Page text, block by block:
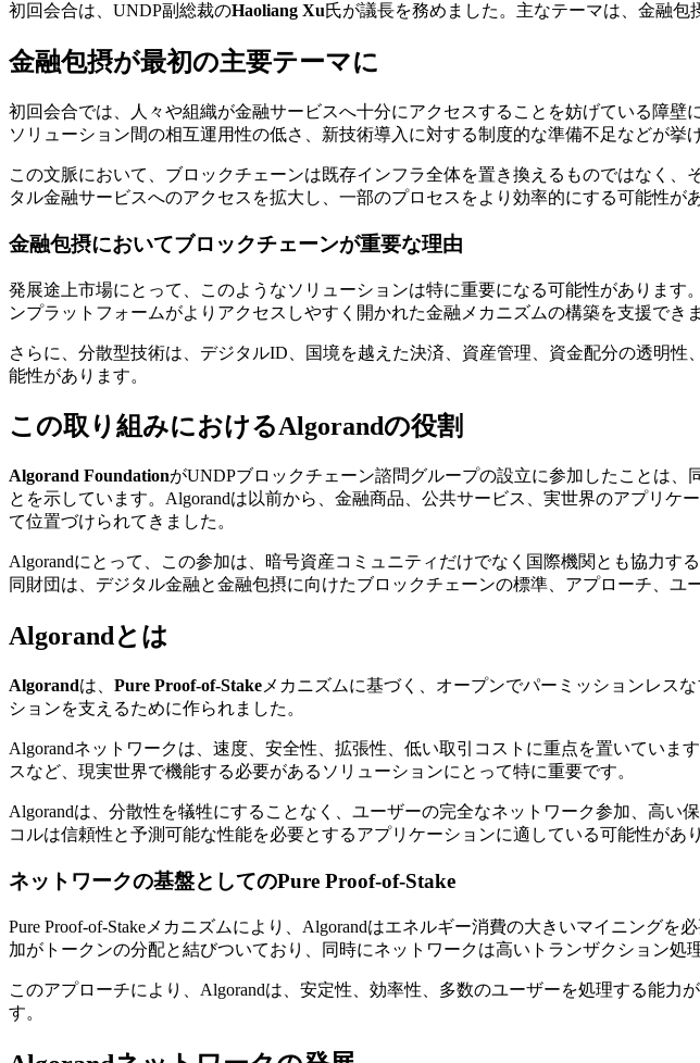
初回会合は、UNDP副総裁のHaoliang Xu氏が議長を務めました。主なテーマは、金融包
金融包摂が最初の主要テーマに
初回会合では、人々や組織が金融サービスへ十分にアクセスすることを妨げている障
ソリューション間の相互運用性の低さ、新技術導入に対する制度的な準備不足などが挙
この文脈において、ブロックチェーンは既存インフラ全体を置き換えるものではなく
タル金融サービスへのアクセスを拡大し、一部のプロセスをより効率的にする可能性が
金融包摂においてブロックチェーンが重要な理由
発展途上市場にとって、このようなソリューションは特に重要になる可能性がありま
ンプラットフォームがよりアクセスしやすく開かれた金融メカニズムの構築を支援できま
さらに、分散型技術は、デジタルID、国境を越えた決済、資産管理、資金配分の透明
能性があります。
この取り組みにおけるAlgorandの役割
Algorand FoundationがUNDPブロックチェーン諮問グループの設立に参加したことは
とを示しています。Algorandは以前から、金融商品、公共サービス、実世界のアプリ
て位置づけられてきました。
Algorandにとって、この参加は、暗号資産コミュニティだけでなく国際機関とも協力
同財団は、デジタル金融と金融包摂に向けたブロックチェーンの標準、アプローチ、ユ
Algorandとは
Algorandは、 Pure Proof-of-Stake メカニズムに基づく、オープンでパーミッションレス
ションを支えるために作られました。
Algorandネットワークは、速度、安全性、拡張性、低い取引コストに重点を置いてい
スなど、現実世界で機能する必要があるソリューションにとって特に重要です。
Algorandは、分散性を犠牲にすることなく、ユーザーの完全なネットワーク参加、高
コルは信頼性と予測可能な性能を必要とするアプリケーションに適している可能性があり
ネットワークの基盤としてのPure Proof-of-Stake
Pure Proof-of-Stakeメカニズムにより、Algorandはエネルギー消費の大きいマイニング
加がトークンの分配と結びついており、同時にネットワークは高いトランザクション処
このアプローチにより、Algorandは、安定性、効率性、多数のユーザーを処理する能
す。